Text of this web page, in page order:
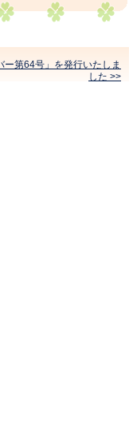
第64号」を発行いたしま
した >>